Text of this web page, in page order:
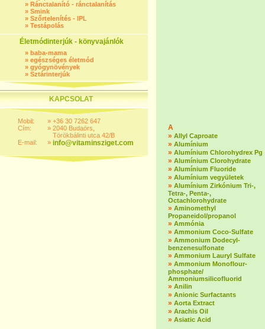
» Ránctalanító - ránctalanítás
» Smink
» Szőrtelenítés - IPL
» Testápolás
Életmódinterjúk - könyvajánlók
» baba-mama
» egészséges életmód
» gyógynövények
» Sztárinterjúk
KAPCSOLAT
Mobil:
Cím:
E-mail:
»
»
»
+36 30 7262 647
2040 Budaörs,
Törökbálinti utca 42/B
info@vitaminsziget.com
A
» Allyl Caproate
» Alumínium
» Alumínium Chlorohydrex Pg
» Alumínium Clorohydrate
» Alumínium Fluoride
» Alumínium vegyületek
» Alumínium Zirkónium Tri-,
Tetra-, Penta-,
Octachlorohydrate
» Aminomethyl
Propaneidol/propanol
» Ammónia
» Ammonium Coco-Sulfate
» Ammonium Dodecyl-
benzenesulfonate
» Ammonium Lauryl Sulfate
» Ammonium Monoflour-
phosphate/
Ammoniumsilicofluorid
» Anilin
» Anionic Surfactants
» Aorta Extract
» Arachis Oil
» Asiatic Acid